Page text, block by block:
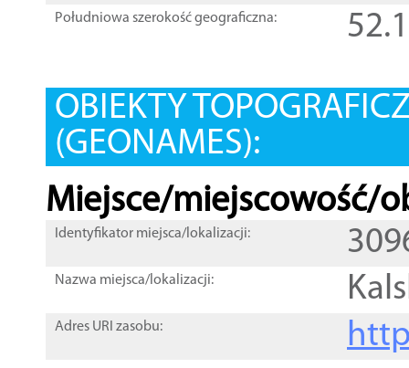
Południowa szerokość geograficzna:
OBIEKTY
(GEONAMES):
Miejsce/miejscowość/
Identyfikator miejsca/lokalizacji:
Nazwa miejsca/lokalizacji:
Adres URI zasobu: